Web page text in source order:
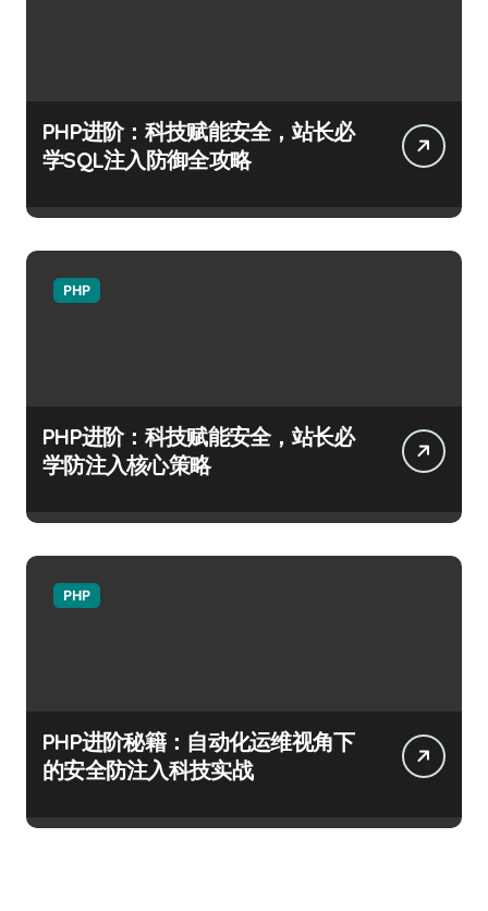
PHP进阶：科技赋能安全，站长必
学SQL注入防御全攻略
PHP
PHP进阶：科技赋能安全，站长必
学防注入核心策略
PHP
PHP进阶秘籍：自动化运维视角下
的安全防注入科技实战